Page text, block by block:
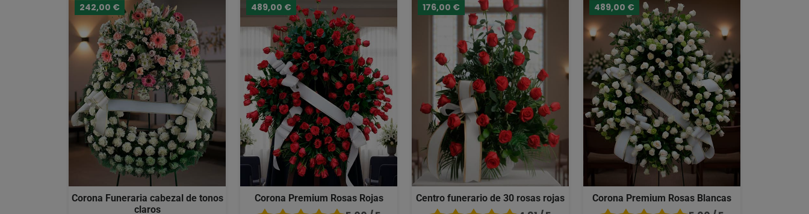
242,00 €
Corona Funeraria cabezal de tonos
claros
489,00 €
Corona Premium Rosas Rojas
176,00 €
Centro funerario de 30 rosas rojas
489,00 €
Corona Premium Rosas Blancas